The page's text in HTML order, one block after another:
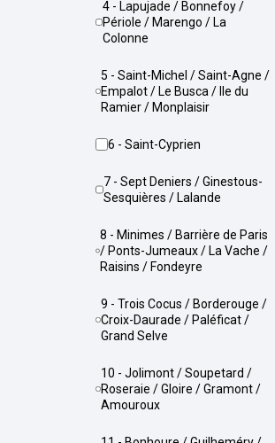
4 - Lapujade / Bonnefoy /
Périole / Marengo / La
Colonne
5 - Saint-Michel / Saint-Agne /
Empalot / Le Busca / Ile du
Ramier / Monplaisir
6 - Saint-Cyprien
7 - Sept Deniers / Ginestous-
Sesquières / Lalande
8 - Minimes / Barrière de Paris
/ Ponts-Jumeaux / La Vache /
Raisins / Fondeyre
9 - Trois Cocus / Borderouge /
Croix-Daurade / Paléficat /
Grand Selve
10 - Jolimont / Soupetard /
Roseraie / Gloire / Gramont /
Amouroux